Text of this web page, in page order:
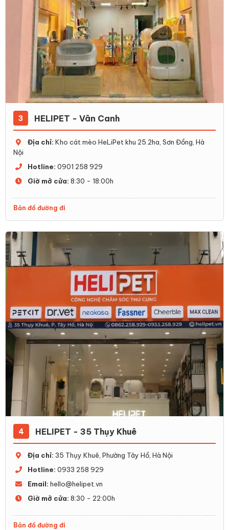
3 HELIPET - Vân Canh
Địa chỉ: Kho cát mèo HeLiPet khu 25.2ha, Sơn Đồng, Hà
Nội
Hotline: 0901 258 929
Giờ mở cửa: 8:30 - 18:00h
Bản đồ đường đi
4 HELIPET - 35 Thụy Khuê
Địa chỉ: 35 Thụy Khuê, Phường Tây Hồ, Hà Nội
Hotline: 0933 258 929
Email: hello@helipet.vn
Giờ mở cửa: 8:30 - 22:00h
Bản đồ đường đi